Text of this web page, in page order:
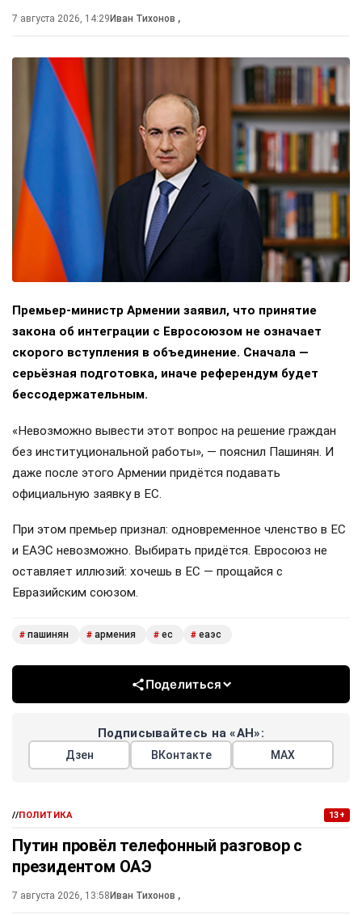
7 августа 2026, 14:29Иван Тихонов ,
Премьер-министр Армении заявил, что принятие
закона об интеграции с Евросоюзом не означает
скорого вступления в объединение. Сначала —
серьёзная подготовка, иначе референдум будет
бессодержательным.
«Невозможно вывести этот вопрос на решение граждан
без институциональной работы», — пояснил Пашинян. И
даже после этого Армении придётся подавать
официальную заявку в ЕС.
При этом премьер признал: одновременное членство в ЕС
и ЕАЭС невозможно. Выбирать придётся. Евросоюз не
оставляет иллюзий: хочешь в ЕС — прощайся с
Евразийским союзом.
# пашинян # армения # ес # еаэс
Поделиться
Подписывайтесь на «АН»:
Дзен ВКонтакте МАХ
//ПОЛИТИКА 13+
Путин провёл телефонный разговор с
президентом ОАЭ
7 августа 2026, 13:58 Иван Тихонов ,